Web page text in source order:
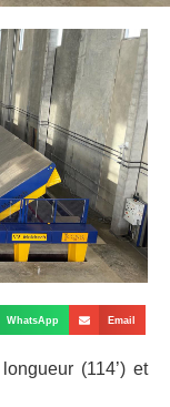
WhatsApp Email
(114’) et